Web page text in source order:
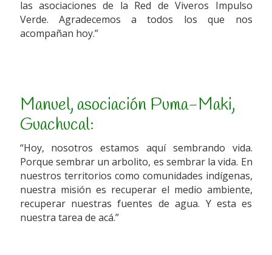
las asociaciones de la Red de Viveros Impulso
Verde. Agradecemos a todos los que nos
acompañan hoy.”
Manuel, asociación Puma-Maki,
Guachucal:
“Hoy, nosotros estamos aquí sembrando vida.
Porque sembrar un arbolito, es sembrar la vida. En
nuestros territorios como comunidades indígenas,
nuestra misión es recuperar el medio ambiente,
recuperar nuestras fuentes de agua. Y esta es
nuestra tarea de acá.”